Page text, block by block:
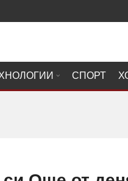
СПОРТ